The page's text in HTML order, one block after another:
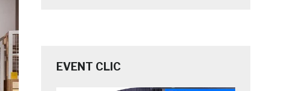
EVENT CLIC